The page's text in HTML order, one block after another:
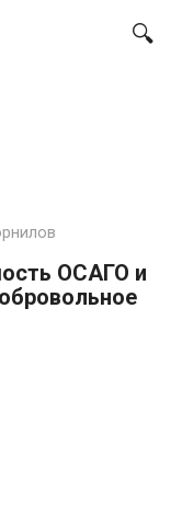
ОСАГО и